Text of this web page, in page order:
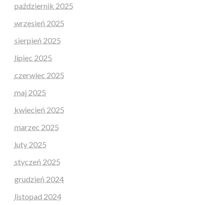
październik 2025
wrzesień 2025
sierpień 2025
lipiec 2025
czerwiec 2025
maj 2025
kwiecień 2025
marzec 2025
luty 2025
styczeń 2025
grudzień 2024
listopad 2024